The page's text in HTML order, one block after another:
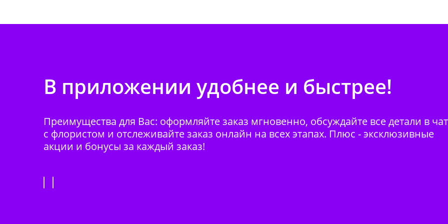
В приложении удобнее и быстрее!
Преимущества для Вас: оформляйте заказ мгновенно, обсуждайте все детали в
с флористом и отслеживайте заказ онлайн на всех этапах. Плюс - эксклюзивные
акции и бонусы за каждый заказ!